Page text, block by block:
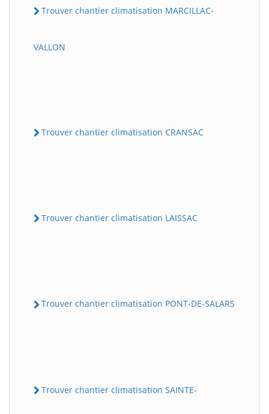
Trouver chantier climatisation MARCILLAC-
VALLON
Trouver chantier climatisation CRANSAC
Trouver chantier climatisation LAISSAC
Trouver chantier climatisation PONT-DE-SALARS
Trouver chantier climatisation SAINTE-